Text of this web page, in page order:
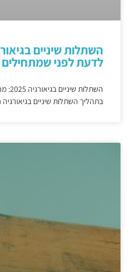
השתלות שיניים
לדעת לפני שמתחילים
בתהליך השתלות שיניים